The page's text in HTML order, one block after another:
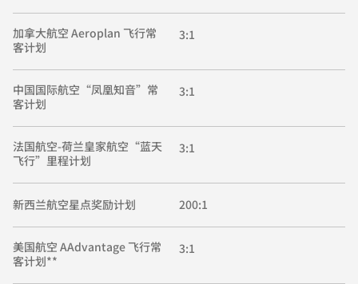
加拿大航空 Aeroplan 飞行常
客计划
3:1
中国国际航空“凤凰知音”常
客计划
3:1
法国航空-荷兰皇家航空“蓝天
飞行”里程计划
3:1
新西兰航空星点奖励计划 200:1
美国航空 AAdvantage 飞行常
客计划**
3:1